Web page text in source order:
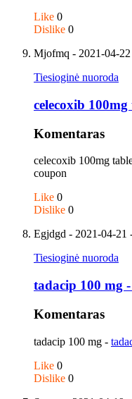
Like 0
Dislike 0
Mjofmq - 2021-04-
Tiesioginė nuoroda
celecoxib
Komentaras
celecoxib 100mg
coupon
Like 0
Dislike 0
Egjdgd - 2021-04-21
Tiesioginė nuoroda
tadacip 100 mg
Komentaras
tadacip 100 mg -
Like 0
Dislike 0